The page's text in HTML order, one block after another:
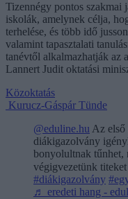
Tizennégy pontos szakmai
iskolák, amelynek célja,
terhelése, és több idő
valamint tapasztalati
tanévtől alkalmazhatják az
Lannert Judit oktatási
Közoktatás
Kurucz-Gáspár Tünde
@eduline.hu Az első
diákigazolvány
bonyolultnak tűnhet,
végigvezetünk
#diákigazolvány
♬ eredeti hang -